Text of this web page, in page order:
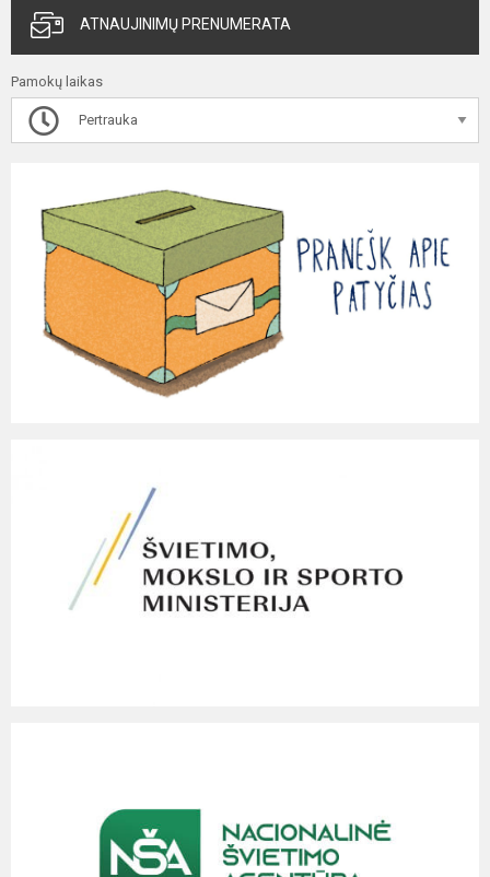
ATNAUJINIMŲ PRENUMERATA
Pamokų laikas
Pertrauka